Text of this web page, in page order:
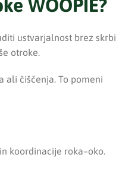
WOOPIE?
ustvarjalnost brez skrbi
otroke.
ali čiščenja. To pomeni
koordinacije roka–oko.